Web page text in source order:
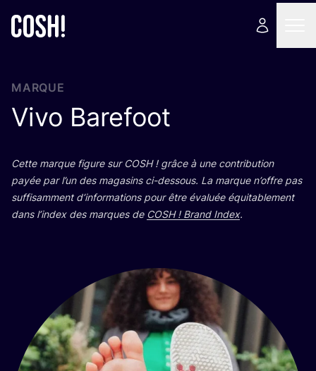
MARQUE
Vivo Barefoot
Cette marque figure sur COSH! grâce à une contri­bu­tion
payée par l’un des maga­sins ci-des­sous. La marque n’offre pas
suf­fi­sam­ment d’in­for­ma­tions pour être éva­luée équi­ta­ble­ment
dans l’in­dex des marques de COSH! Brand Index.